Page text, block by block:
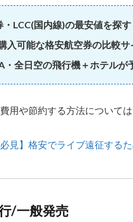
・LCC(国内線)の最安値を探す
入可能な格安航空券の比較サ
・全日空の飛行機＋ホテルが
用や節約する方法について
見】格安でライブ遠征する
/一般発売